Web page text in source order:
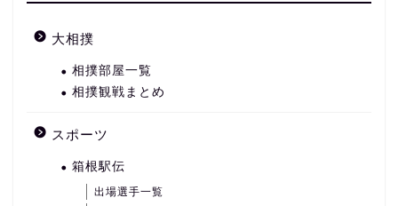
大相撲
相撲部屋一覧
相撲観戦まとめ
スポーツ
箱根駅伝
出場選手一覧